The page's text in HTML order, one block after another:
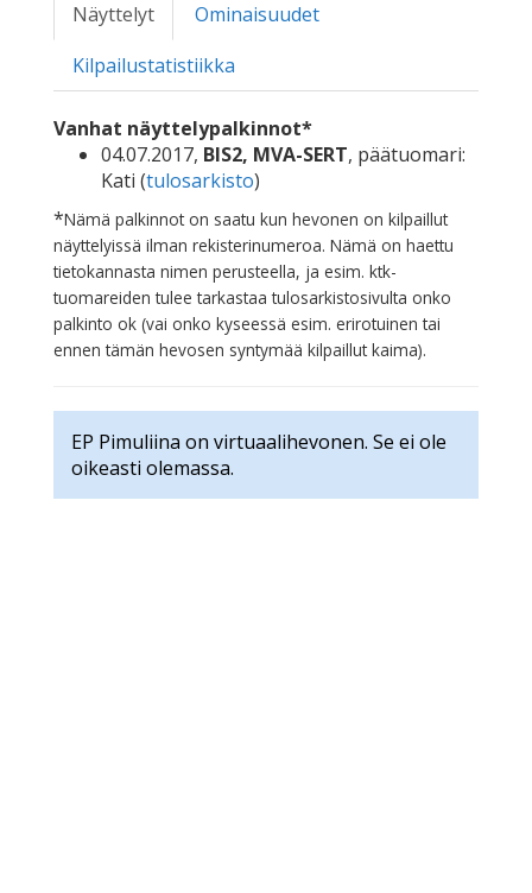
Näyttelyt
Ominaisuudet
Kilpailustatistiikka
Vanhat näyttelypalkinnot*
04.07.2017, BIS2, MVA-SERT, päätuomari:
Kati (tulosarkisto)
*Nämä palkinnot on saatu kun hevonen on kilpaillut
näyttelyissä ilman rekisterinumeroa. Nämä on haettu
tietokannasta nimen perusteella, ja esim. ktk-
tuomareiden tulee tarkastaa tulosarkistosivulta onko
palkinto ok (vai onko kyseessä esim. erirotuinen tai
ennen tämän hevosen syntymää kilpaillut kaima).
EP Pimuliina on virtuaalihevonen. Se ei ole
oikeasti olemassa.